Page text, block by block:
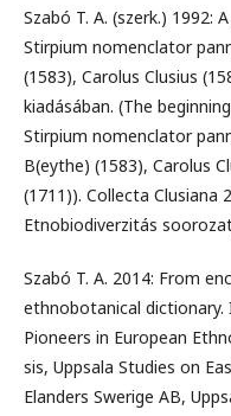
Szabó T. A. (szerk.) 1992:
Stirpium nomenclator
(1583), Carolus Clusius
kiadásában. (The
Stirpium nomenclator
B(eythe) (1583), Carolus
(1711)). Collecta Clusiana
Etnobiodiverzitás
Szabó T. A. 2014: From
ethnobotanical dictionary.
Pioneers in European
sis, Uppsala Studies on
Elanders Swerige AB,